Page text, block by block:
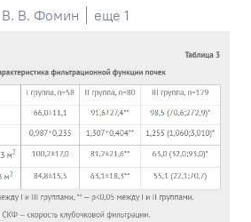
В. В. Фомин еще 1